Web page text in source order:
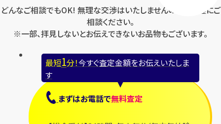
どんなご相談でもOK! 無理な交渉はいたしませんのでお気軽にご
相談ください。
※一部、拝見しないとお伝えできないお品物もございます。
最短1分！今すぐ査定金額をお伝えいたしま
す
まずはお電話で無料査定